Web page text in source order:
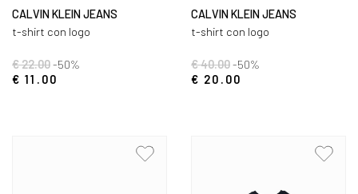
CALVIN KLEIN JEANS
t-shirt con logo
€ 22.00-50%
€ 11.00
CALVIN KLEIN JEANS
t-shirt con logo
€ 40.00-50%
€ 20.00